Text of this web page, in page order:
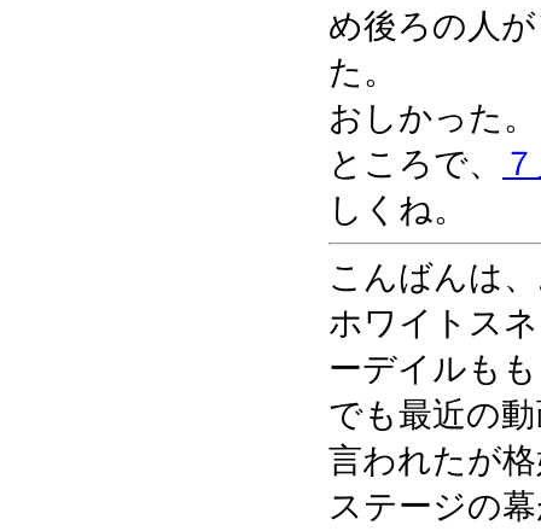
め後ろの人
た。
おしかった
ところで、
しくね。
こんばんは
ホワイトス
ーデイルも
でも最近の
言われたが
ステージの